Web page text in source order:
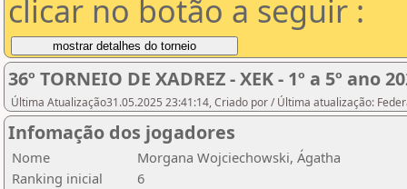
clicar no botão a seguir :
36º TORNEIO DE XADREZ - XEK - 1º a 5º ano
Última Atualização31.05.2025 23:41:14, Criado por / Última atualização:
Infomação dos jogadores
Nome
Morgana Wojciechowski, Ágatha
Ranking inicial
6